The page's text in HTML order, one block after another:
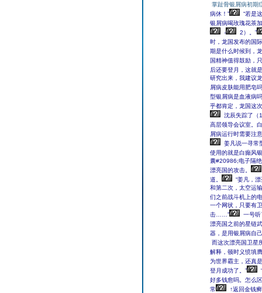
掌趾骨银屑病初期
病休！”
“若是
银屑病喝玫瑰花茶
-
2）。”
时，龙国发布的国
期是什么时候到，
国精神值得鼓励，
后还要登月，这就
研究出来，我建议
屑病皮肤能用肥皂
型银屑病是血液病
乎都肯定，龙国这
沈辰失踪了（1
高层领导会议室。
屑病运行时需要注
姜凡说一寻常
使用的就是白癲风
囊#20986;电子隔
漂亮国的攻击。
道。
“姜凡，
和第二次，太空运
们之前战斗机上的
一个网状，只要有
击……”
一号听
漂亮国之前的星链
器，是用银屑病自
而这次漂亮国卫星
解释，顿时义愤填
为世界霸主，还真
登月成功了。”
好多钱愈吗。怎么
常
↑返回金钱